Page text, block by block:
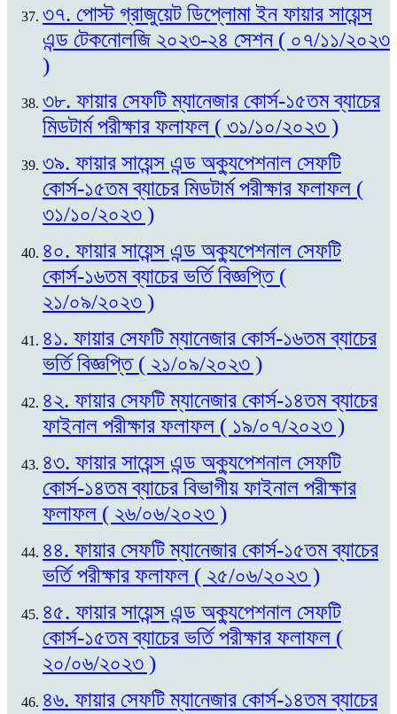
৩৭. পোস্ট গ্রাজুয়েট ডিপ্লোমা ইন ফায়ার সায়েন্স
এন্ড টেকনোলজি ২০২৩-২৪ সেশন ( ০৭/১১/২০২৩
)
৩৮. ফায়ার সেফটি ম্যানেজার কোর্স-১৫তম ব্যাচের
মিডটার্ম পরীক্ষার ফলাফল ( ৩১/১০/২০২৩ )
৩৯. ফায়ার সায়েন্স এন্ড অক্যুপেশনাল সেফটি
কোর্স-১৫তম ব্যাচের মিডটার্ম পরীক্ষার ফলাফল (
৩১/১০/২০২৩ )
৪০. ফায়ার সায়েন্স এন্ড অক্যুপেশনাল সেফটি
কোর্স-১৬তম ব্যাচের ভর্তি বিজ্ঞপ্তি (
২১/০৯/২০২৩ )
৪১. ফায়ার সেফটি ম্যানেজার কোর্স-১৬তম ব্যাচের
ভর্তি বিজ্ঞপ্তি ( ২১/০৯/২০২৩ )
৪২. ফায়ার সেফটি ম্যানেজার কোর্স-১৪তম ব্যাচের
ফাইনাল পরীক্ষার ফলাফল ( ১৯/০৭/২০২৩ )
৪৩. ফায়ার সায়েন্স এন্ড অক্যুপেশনাল সেফটি
কোর্স-১৪তম ব্যাচের বিভাগীয় ফাইনাল পরীক্ষার
ফলাফল ( ২৬/০৬/২০২৩ )
৪৪. ফায়ার সেফটি ম্যানেজার কোর্স-১৫তম ব্যাচের
ভর্তি পরীক্ষার ফলাফল ( ২৫/০৬/২০২৩ )
৪৫. ফায়ার সায়েন্স এন্ড অক্যুপেশনাল সেফটি
কোর্স-১৫তম ব্যাচের ভর্তি পরীক্ষার ফলাফল (
২০/০৬/২০২৩ )
৪৬. ফায়ার সেফটি ম্যানেজার কোর্স-১৪তম ব্যাচের